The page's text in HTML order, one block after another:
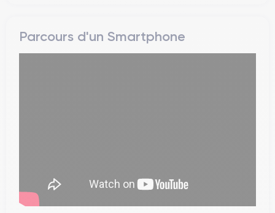
Parcours d'un Smartphone